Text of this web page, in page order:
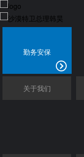
勤务安保
关于我们